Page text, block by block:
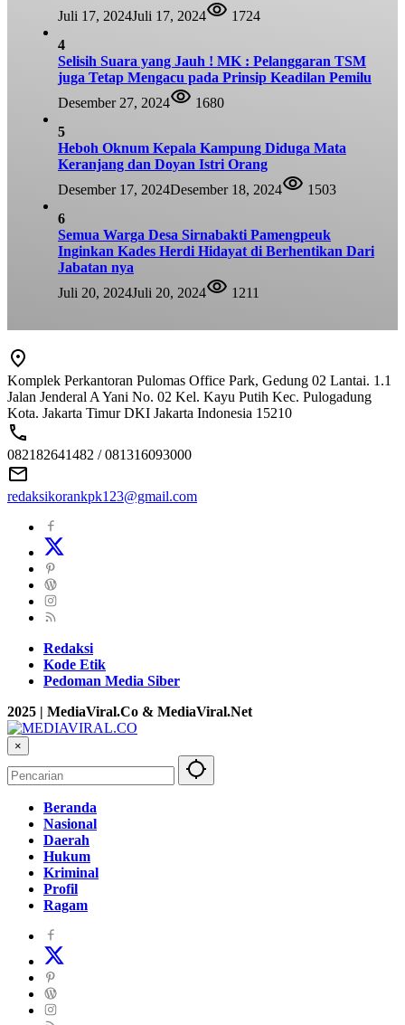
Juli 17, 2024Juli 17, 2024
1724
4
Selisih Suara yang Jauh ! MK : Pelanggaran TSM
juga Tetap Mengacu pada Prinsip Keadilan Pemilu
Desember 27, 2024
1680
5
Heboh Oknum Kepala Kampung Diduga Mata
Keranjang dan Doyan Istri Orang
Desember 17, 2024Desember 18, 2024
1503
6
Semua Warga Desa Sirnabakti Pamengpeuk
Inginkan Kades Herdi Hidayat di Berhentikan Dari
Jabatan nya
Juli 20, 2024Juli 20, 2024 1211
Komplek Perkantoran Pulomas Office Park, Gedung 02 Lantai. 1.1
Jalan Jenderal A Yani No. 02 Kel. Kayu Putih Kec. Pulogadung
Kota. Jakarta Timur DKI Jakarta Indonesia 15210
082182641482 / 081316093000
redaksikorankpk123@gmail.com
Redaksi
Kode Etik
Pedoman Media Siber
2025 | MediaViral.Co & MediaViral.Net
×
Beranda
Nasional
Daerah
Hukum
Kriminal
Profil
Ragam